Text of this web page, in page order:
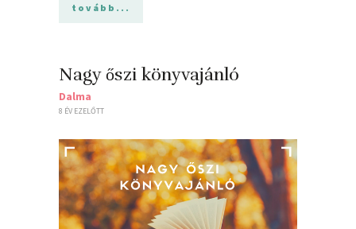
tovább...
Nagy őszi könyvajánló
Dalma
8 ÉV EZELŐTT